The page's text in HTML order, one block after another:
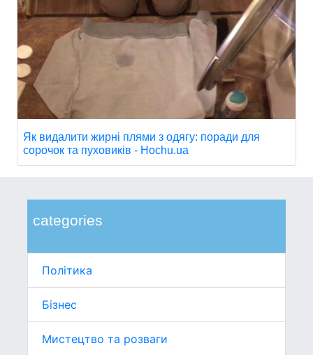
categories
Політика
Бізнес
Мистецтво та розваги
Як видалити жирні плями з одягу: поради для
сорочок та пуховиків - Hochu.ua